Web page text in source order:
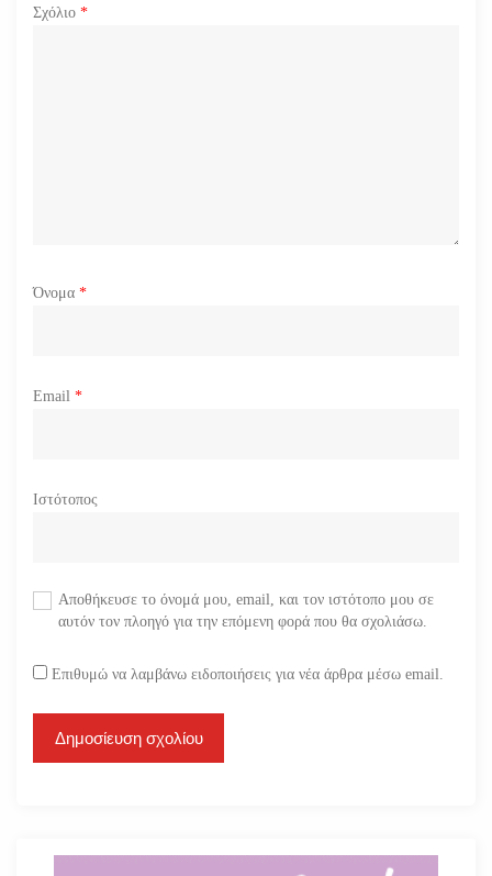
ρ
Σχόλιο *
Όνομα *
Email *
Ιστότοπος
Αποθήκευσε το όνομά μου, email, και τον ιστότοπο μου σε
αυτόν τον πλοηγό για την επόμενη φορά που θα σχολιάσω.
Επιθυμώ να λαμβάνω ειδοποιήσεις για νέα άρθρα μέσω email.